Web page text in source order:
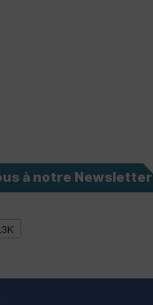
à notre Newsletter